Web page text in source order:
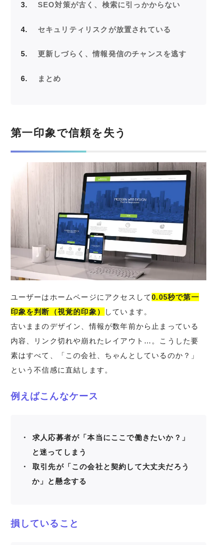
3 SEO対策が古く、検索に引っかからない
4 セキュリティリスクが放置されている
5 更新しづらく、情報発信のチャンスを逃す
6 まとめ
第一印象で信頼を失う
ユーザーはホームページにアクセスして0.05秒で第一
印象を判断（視覚的印象）
しています。
古いままのデザイン、情報が数年前から止まっている
内容、リンク切れや崩れたレイアウト…。こうした要
素はすべて、「この会社、ちゃんとしているのか？」
という不信感に直結します。
例えばこんなケース
求人応募者が「本当にここで働きたいか？」
と迷ってしまう
取引先が「この会社と契約して大丈夫だろう
か」と懸念する
損していること